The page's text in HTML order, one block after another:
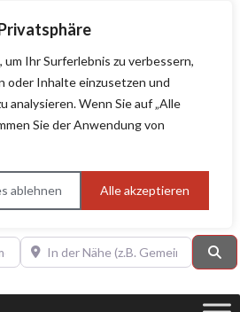
Ihr Surferlebnis zu verbessern,
oder Inhalte einzusetzen und
analysieren. Wenn Sie auf „Alle
Sie der Anwendung von
ablehnen Alle akzeptieren
Qualitätssiegel!
die mit dem DIAMANT,
ANWÄRTER "Bauherrenhilfe.org-
sind.
oder Dachdecker)
In der Nähe (z.B. Gemeinde Baden)